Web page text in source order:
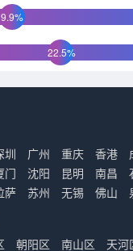
9.9%
22.5%
圳 广州 重庆 香港
门 沈阳 昆明 南昌
萨 苏州 无锡 佛山
朝阳区 南山区 天河